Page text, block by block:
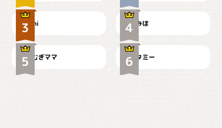
mi みほ
🌻とむぎ！
むぎママ
ドーベルマンのお友達邸に
て
タミー